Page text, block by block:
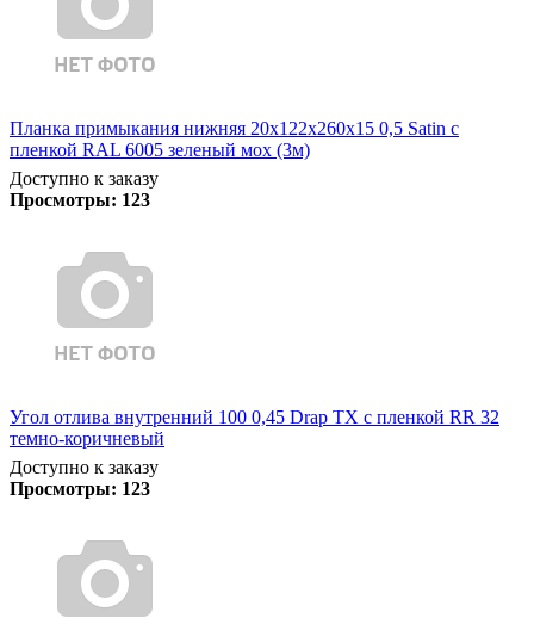
Планка примыкания нижняя 20х122х260х15 0,5 Satin с
пленкой RAL 6005 зеленый мох (3м)
Доступно к заказу
Просмотры: 123
Угол отлива внутренний 100 0,45 Drap TX с пленкой RR 32
темно-коричневый
Доступно к заказу
Просмотры: 123